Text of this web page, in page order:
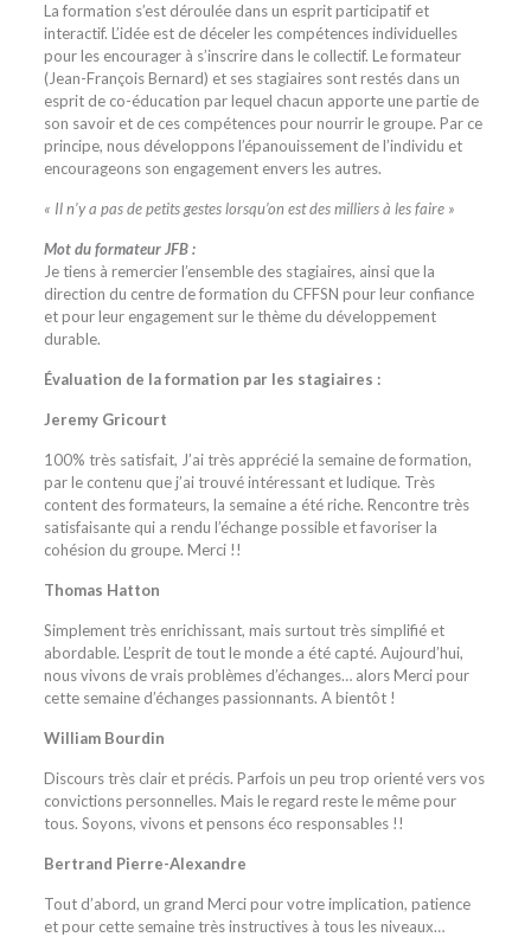
La formation s’est déroulée dans un esprit participatif et
interactif. L’idée est de déceler les compétences individuelles
pour les encourager à s’inscrire dans le collectif. Le formateur
(Jean-François Bernard) et ses stagiaires sont restés dans un
esprit de co-éducation par lequel chacun apporte une partie de
son savoir et de ces compétences pour nourrir le groupe. Par ce
principe, nous développons l’épanouissement de l’individu et
encourageons son engagement envers les autres.
« Il n’y a pas de petits gestes lorsqu’on est des milliers à les faire »
Mot du formateur JFB :
Je tiens à remercier l’ensemble des stagiaires, ainsi que la
direction du centre de formation du CFFSN pour leur confiance
et pour leur engagement sur le thème du développement
durable.
Évaluation de la formation par les stagiaires :
Jeremy Gricourt
100% très satisfait, J’ai très apprécié la semaine de formation,
par le contenu que j’ai trouvé intéressant et ludique. Très
content des formateurs, la semaine a été riche. Rencontre très
satisfaisante qui a rendu l’échange possible et favoriser la
cohésion du groupe. Merci !!
Thomas Hatton
Simplement très enrichissant, mais surtout très simplifié et
abordable. L’esprit de tout le monde a été capté. Aujourd’hui,
nous vivons de vrais problèmes d’échanges… alors Merci pour
cette semaine d’échanges passionnants. A bientôt !
William Bourdin
Discours très clair et précis. Parfois un peu trop orienté vers vos
convictions personnelles. Mais le regard reste le même pour
tous. Soyons, vivons et pensons éco responsables !!
Bertrand Pierre-Alexandre
Tout d’abord, un grand Merci pour votre implication, patience
et pour cette semaine très instructives à tous les niveaux…